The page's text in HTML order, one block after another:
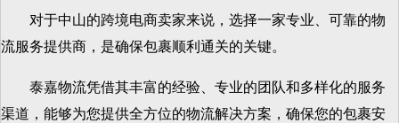
对于中山的跨境电商卖家来说，选择一家专业、可靠的物
流服务提供商，是确保包裹顺利通关的关键。
泰嘉物流凭借其丰富的经验、专业的团队和多样化的服务
渠道，能够为您提供全方位的物流解决方案，确保您的包裹安